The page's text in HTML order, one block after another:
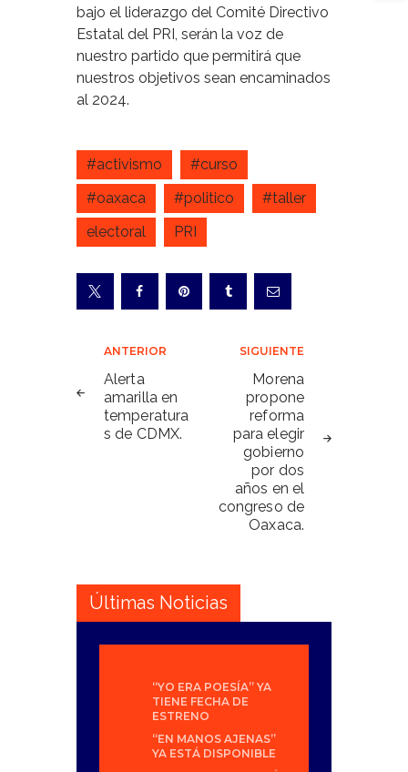
bajo el liderazgo del Comité Directivo
Estatal del PRI, serán la voz de
nuestro partido que permitirá que
nuestros objetivos sean encaminados
al 2024.
#activismo
#curso
#oaxaca
#politico
#taller
electoral
PRI
Navegación
de
entradas
ANTERIOR
Alerta
amarilla en
temperatura
s de CDMX.
SIGUIENTE
Morena
propone
reforma
para elegir
gobierno
por dos
años en el
congreso de
Oaxaca.
Últimas Noticias
“YO ERA POESÍA” YA
TIENE FECHA DE
ESTRENO
“EN MANOS AJENAS”
YA ESTÁ DISPONIBLE